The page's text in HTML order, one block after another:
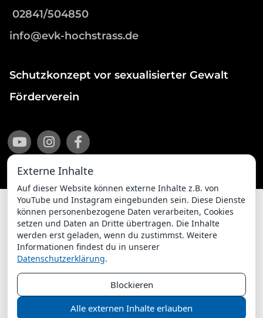
02841/504850
info@evk-hochstrass.de
Schutzkonzept vor sexualisierter Gewalt
Förderverein
Impressum
Datenschutzerklärung
ChurchDesk-Login
Externe Inhalte
Auf dieser Website können externe Inhalte z.B. von
YouTube und Instagram eingebunden sein. Diese Dienste
können personenbezogene Daten verarbeiten, Cookies
setzen und Daten an Dritte übertragen. Die Inhalte
werden erst geladen, wenn du zustimmst. Weitere
Informationen findest du in unserer
Datenschutzerklärung.
Blockieren
Alle externen Inhalte erlauben